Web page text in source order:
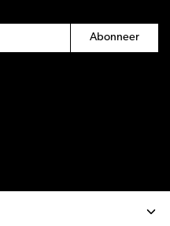
Abonneer